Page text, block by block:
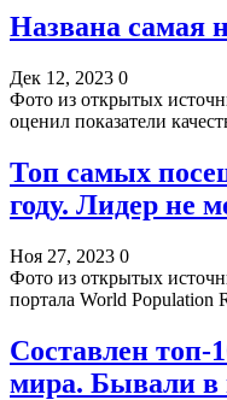
Названа самая
Дек 12, 2023 0
Фото из открытых
оценил показатели
Топ самых
году. Лидер не
Ноя 27, 2023 0
Фото из открытых
портала World Population
Составлен топ-
мира. Бывали в